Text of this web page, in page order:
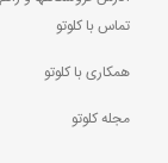
تماس با کلوتو
همکاری با کلوتو
مجله کلوتو